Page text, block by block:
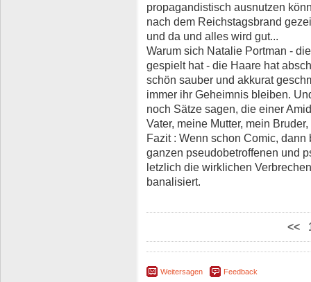
propagandistisch ausnutzen
nach dem Reichstagsbrand
und da und alles wird gut...
Warum sich Natalie Portman -
gespielt hat - die Haare hat
schön sauber und akkurat
immer ihr Geheimnis bleiben.
noch Sätze sagen, die einer
Vater, meine Mutter, mein
Fazit : Wenn schon Comic,
ganzen pseudobetroffenen und
letzlich die wirklichen
banalisiert.
<<
Weitersagen Feedback